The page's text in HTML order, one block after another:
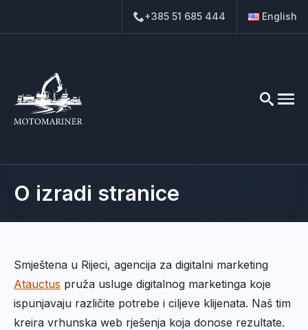
+385 51 685 444 English
O izradi stranice
Smještena u Rijeci, agencija za digitalni marketing
Atauctus pruža usluge digitalnog marketinga koje
ispunjavaju različite potrebe i ciljeve klijenata. Naš tim
kreira vrhunska web rješenja koja donose rezultate.